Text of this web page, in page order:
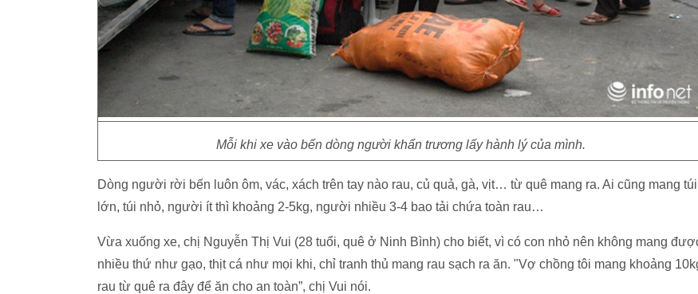
Mỗi khi xe vào bến dòng người khẩn trương lấy hành lý của mình.
Dòng người rời bến luôn ôm, vác, xách trên tay nào rau, củ quả, gà, vịt… từ quê mang ra. Ai cũng mang túi
lớn, túi nhỏ, người ít thì khoảng 2-5kg, người nhiều 3-4 bao tải chứa toàn rau…
Vừa xuống xe, chị Nguyễn Thị Vui (28 tuổi, quê ở Ninh Bình) cho biết, vì có con nhỏ nên không mang
nhiều thứ như gạo, thịt cá như mọi khi, chỉ tranh thủ mang rau sạch ra ăn. "Vợ chồng tôi mang khoảng
rau từ quê ra đây để ăn cho an toàn”, chị Vui nói.